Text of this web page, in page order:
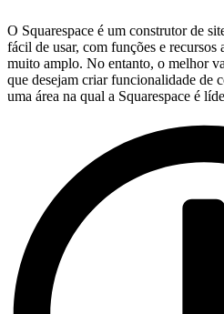
O Squarespace é um construtor de
fácil de usar, com funções e recursos
muito amplo. No entanto, o melhor
que desejam criar funcionalidade de
uma área na qual a Squarespace é